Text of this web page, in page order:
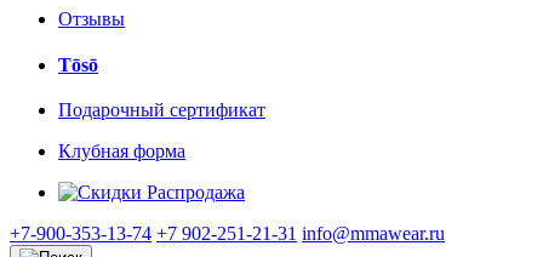
Отзывы
Tōsō
Подарочный сертификат
Клубная форма
Распродажа
+7-900-353-13-74 +7 902-251-21-31 info@mmawear.ru